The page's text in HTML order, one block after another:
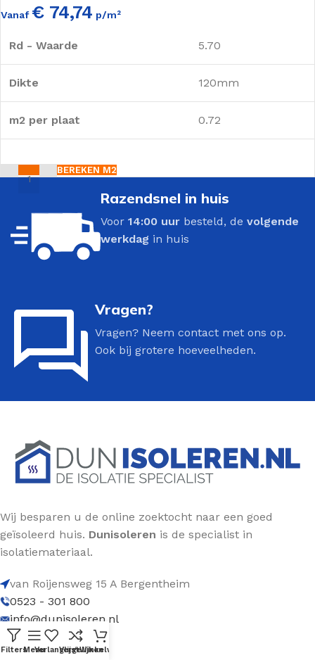
Vanaf € 74,74 p/m²
Rd - Waarde 5.70
Dikte 120mm
m2 per plaat 0.72
BEREKEN M2
Razendsnel in huis
Voor 14:00 uur besteld, de volgende
werkdag in huis
Vragen?
Vragen? Neem contact met ons op.
Ook bij grotere hoeveelheden.
Wij besparen u de online zoektocht naar een goed
geïsoleerd huis. Dunisoleren is de specialist in
isolatiemateriaal.
van Roijensweg 15 A Bergentheim
0523 - 301 800
info@dunisoleren.nl
FiltersMenuVerlanglijstVergelijken
Winkelwagen